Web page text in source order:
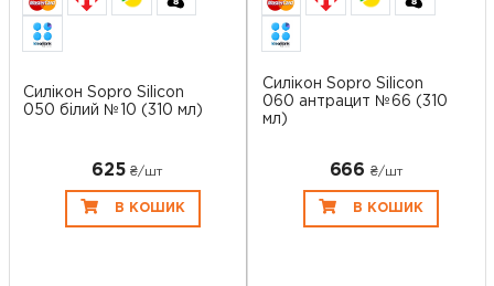
Силікон Sopro Silicon
050 білий №10 (310 мл)
625 ₴/шт
В КОШИК
Силікон Sopro Silicon
060 антрацит №66 (310
мл)
666 ₴/шт
В КОШИК